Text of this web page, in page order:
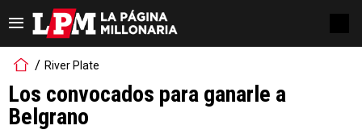
River Plate
Los convocados para ganarle a
Belgrano